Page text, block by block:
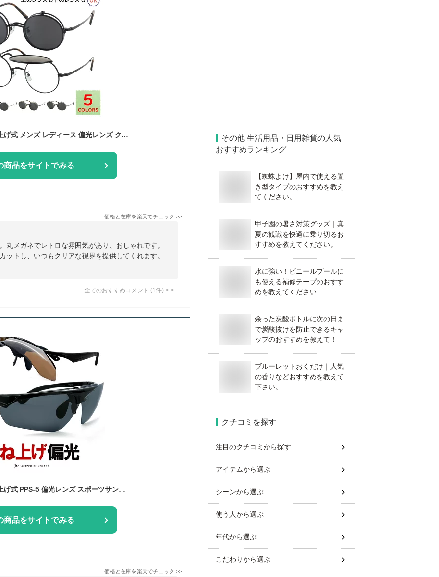
複式サングラス 跳ね上げ式 メンズ レディース 偏光レンズ クリアレンズ ダブルレンズ 度付き対応 UVカット ラウンド 丸メガネ メタルフレーム ih0387 5色 上下レンズ交換可能 クリングス 鼻パッド 運転用 ドライブ 釣り 紫外線カット
商品をサイトでみる
価格と在庫を楽天でチェック >>
丸メガネでレトロな雰囲気があり、おしゃれです。
ットし、いつもクリアな視界を提供してくれます。
全てのおすすめコメント (1 件) >
偏光サングラス 跳ね上げ式 PPS-5 偏光レンズ スポーツサングラス 偏光 父の日 プレゼント 跳ね上げ ドライブ 運転用 自転車 ゴルフ
商品をサイトでみる
価格と在庫を楽天でチェック >>
その他 生活用品・日用雑貨の人気
おすすめランキング
【蜘蛛よけ】屋内で使える置
き型タイプのおすすめを教え
てください。
甲子園の暑さ対策グッズ｜真
夏の観戦を快適に乗り切るお
すすめを教えてください。
水に強い！ビニールプールに
も使える補修テープのおすす
めを教えてください
余った炭酸ボトルに次の日ま
で炭酸抜けを防止できるキャ
ップのおすすめを教えて！
ブルーレットおくだけ｜人気
の香りなどおすすめを教えて
下さい。
クチコミを探す
注目のクチコミから探す
アイテムから選ぶ
シーンから選ぶ
使う人から選ぶ
年代から選ぶ
こだわりから選ぶ